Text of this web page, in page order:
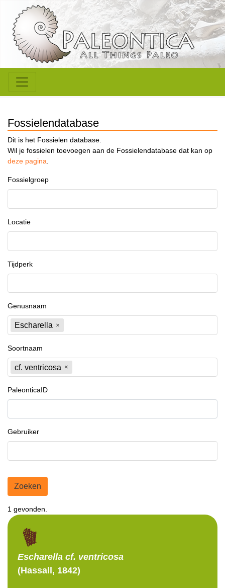
Fossielendatabase
Dit is het Fossielen database.
Wil je fossielen toevoegen aan de Fossielendatabase dat kan op
deze pagina.
Fossielgroep
Locatie
Tijdperk
Genusnaam
Escharella
Soortnaam
cf. ventricosa
PaleonticaID
Gebruiker
Zoeken
1 gevonden.
Escharella cf. ventricosa
(Hassall, 1842)